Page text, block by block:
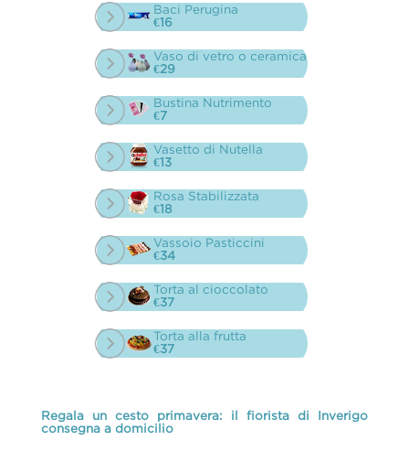
Baci Perugina
€16
Vaso di vetro o ceramica
€29
Bustina Nutrimento
€7
Vasetto di Nutella
€13
Rosa Stabilizzata
€18
Vassoio Pasticcini
€34
Torta al cioccolato
€37
Torta alla frutta
€37
Regala un cesto primavera: il fiorista di Inverigo
consegna a domicilio